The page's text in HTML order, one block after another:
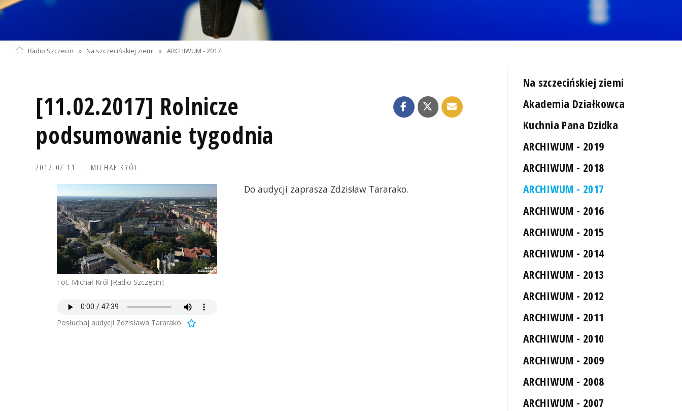
Radio Szczecin » Na szczecińskiej ziemi » ARCHIWUM - 2017
[11.02.2017] Rolnicze
podsumowanie tygodnia
2017-02-11 MICHAŁ KRÓL
Fot. Michał Król [Radio Szczecin]
Posłuchaj audycji Zdzisława Tararako.
Do audycji zaprasza Zdzisław Tararako.
Na szczecińskiej ziemi
Akademia Działkowca
Kuchnia Pana Dzidka
ARCHIWUM - 2019
ARCHIWUM - 2018
ARCHIWUM - 2017
ARCHIWUM - 2016
ARCHIWUM - 2015
ARCHIWUM - 2014
ARCHIWUM - 2013
ARCHIWUM - 2012
ARCHIWUM - 2011
ARCHIWUM - 2010
ARCHIWUM - 2009
ARCHIWUM - 2008
ARCHIWUM - 2007